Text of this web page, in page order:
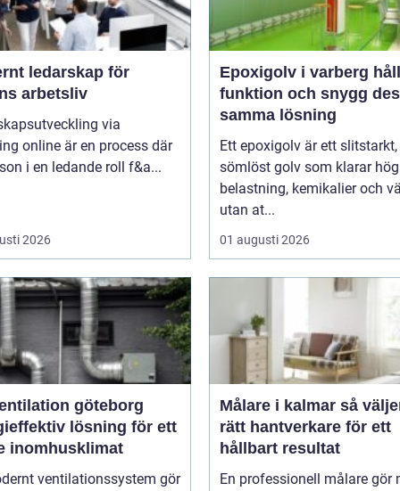
ledarskap för
arbetsliv
via
online är en process där
i en ledande roll f&a...
2026
Epoxigolv i varberg hållbar
funktion och snygg
samma lösning
Ett epoxigolv är ett slitstarkt,
sömlöst golv som klarar hög
belastning, kemikalier och
utan at...
01 augusti 2026
göteborg
lösning för ett
inomhusklimat
ventilationssystem gör
Målare i kalmar så väljer du
rätt hantverkare för ett
hållbart resultat
En professionell målare gör